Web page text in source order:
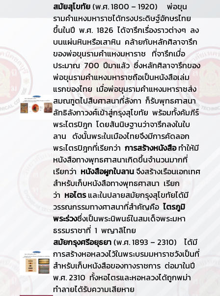
สมัยสุโขทัย (พ.ศ. 1800 – 1920) พ่อขุน
รามคำแหงมหาราชได้ทรงประดิษฐ์อักษรไทย
ขึ้นในปี พ.ศ. 1826 ได้จารึกเรื่องราวต่างๆ ลง
บนแผ่นหินหรือเสาหิน คล้ายกับหลักศิลาจารึก
ของพ่อขุนรามคำแหงมหาราช ที่จารึกเมื่อ
ประมาณ 700 ปีมาแล้ว ซึ่งหลักศิลาจารึกของ
พ่อขุนรามคำแหงมหาราชถือเป็นหนังสือเล่ม
แรกของไทย เมื่อพ่อขุนรามคำแหงมหาราชส่ง
สมณฑูตไปสืบศาสนาที่ลังกา ก็รับพุทธศาสนา
ลัทธิลังกาวงศ์เข้าสู่กรุงสุโขทัย พร้อมทั้งคัมภีร์
พระไตรปิฎก โดยสันนิษฐานว่าจารึกลงในใบ
ลาน ดังนั้นพระในเมืองไทยจึงมีการคัดลอก
พระไตรปิฎกที่เรียกว่า การสร้างหนังสือทำให้มี
หนังสือทางพุทธศาสนาเกิดขึ้นจำนวนมากที่
เรียกว่า หนังสือผูกใบลานจึงสร้างเรือนเอกเทศ
สำหรับเก็บหนังสือทางพุทธศาสนา เรียก
ว่า หอไตรและในปลายสมัยกรุงสุโขทัยได้มี
วรรณกรรมทางศาสนาที่สำคัญคือ ไตรภูมิ
พระร่วงซึ่งเป็นพระนิพนธ์ในสมเด็จพระมหา
ธรรมราชาที่ 1 พญาลิไทย
สมัยกรุงศรีอยุธยา (พ.ศ. 1893 – 2310) ได้มี
การสร้างหอหลวงไว้ในพระบรมมหาราชวังเป็นที่
สำหรับเก็บหนังสือของทางราชการ ต่อมาในปี
พ.ศ. 2310 ทั้งหอไตรและหอหลวงได้ถูกพม่า
ทำลายได้รับความเสียหาย